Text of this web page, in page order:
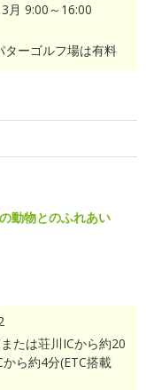
月 9:00～16:00
ターゴルフ場は有料
動物とのふれあい
たは荘川ICから約20
ら約4分(ETC搭載